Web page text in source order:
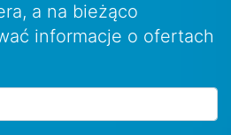
a na bieżąco
informacje o ofertach